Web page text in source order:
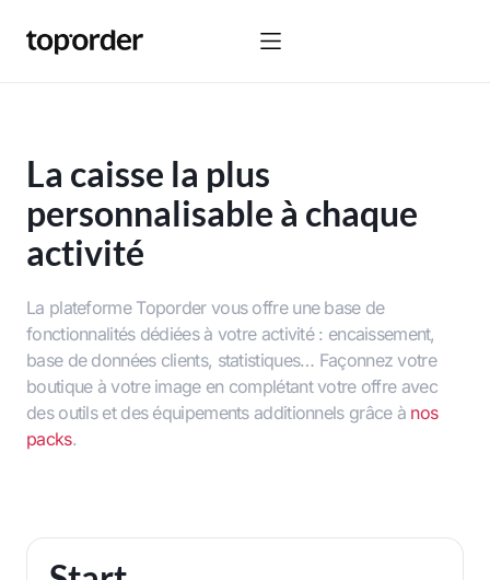
La caisse la plus
personnalisable à chaque
activité
La plateforme Toporder vous offre une base de
fonctionnalités dédiées à votre activité : encaissement,
base de données clients, statistiques… Façonnez votre
boutique à votre image en complétant votre offre avec
des outils et des équipements additionnels grâce à nos
packs.